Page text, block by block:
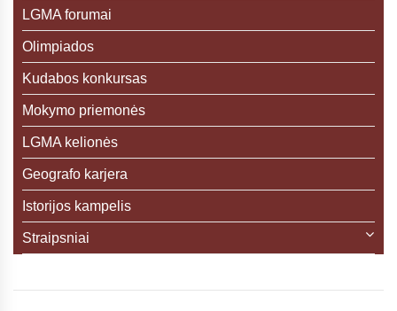
LGMA forumai
Olimpiados
Kudabos konkursas
Mokymo priemonės
LGMA kelionės
Geografo karjera
Istorijos kampelis
Straipsniai